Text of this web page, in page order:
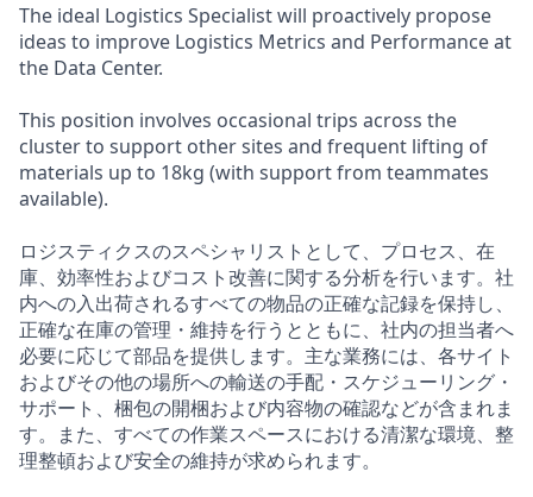
The ideal Logistics Specialist will proactively propose
ideas to improve Logistics Metrics and Performance at
the Data Center.
This position involves occasional trips across the
cluster to support other sites and frequent lifting of
materials up to 18kg (with support from teammates
available).
ロジスティクスのスペシャリストとして、プロセス、在
庫、効率性およびコスト改善に関する分析を行います。社
内への入出荷されるすべての物品の正確な記録を保持し、
正確な在庫の管理・維持を行うとともに、社内の担当者へ
必要に応じて部品を提供します。主な業務には、各サイト
およびその他の場所への輸送の手配・スケジューリング・
サポート、梱包の開梱および内容物の確認などが含まれま
す。また、すべての作業スペースにおける清潔な環境、整
理整頓および安全の維持が求められます。